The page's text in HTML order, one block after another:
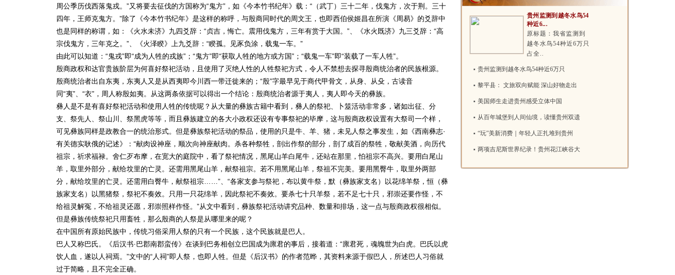
周公季历伐西落鬼戎。”又将要去征伐的方国称为“鬼方”，如《今本竹书纪年》载：“（武丁）三十二年，伐鬼方，次于荆。三十
四年，王师克鬼方。”除了《今本竹书纪年》是这样的称呼，与殷商同时代的周文王，也即西伯侯姬昌在所演《周易》的爻辞中
也是同样的称谓，如：《火水未济》九四爻辞：“贞吉，悔亡。震用伐鬼方，三年有赏于大国。”、《水火既济》九三爻辞：“高
宗伐鬼方，三年克之。”、《火泽睽》上九爻辞：“睽孤。见豕负涂，载鬼一车。”
由此可以知道：“鬼戎”即“成为人牲的戎族”；“鬼方”即“获取人牲的地方或方国”；“载鬼一车”即“装载了一车人牲”。
殷商政权和达官贵族阶层为何喜好祭祀活动，且使用了灭绝人性的人牲祭祀方式，令人不禁想去探寻殷商统治者的民族根源。
殷商统治者出自东夷，东夷人又是从西夷即今川西一带迁徙来的；“殷”字最早见于商代甲骨文，从身、从殳，古读音
同“夷”、“衣”，周人称殷如夷。从这两条依据可以得出一个结论：殷商统治者源于夷人，夷人即今天的彝族。
彝人是不是有喜好祭祀活动和使用人牲的传统呢？从大量的彝族古籍中看到，彝人的祭祀、卜筮活动非常多，诸如出征、分
支、祭先人、祭山川、祭黑虎等等，而且彝族建立的各大小政权还设有专事祭祀的毕摩，这与殷商政权设置有大祭司一个样，
可见彝族同样是政教合一的统治形式。但是彝族祭祀活动的祭品，使用的只是牛、羊、猪，未见人祭之事发生，如《西南彝志·
有关德实耿俄的记述》：“献肉设神座，顺次向神座献肉。杀各种祭牲，剖出作祭的部分，剖了成百的祭牲，敬献美酒，向历代
祖宗，祈求福禄。舍仁歹布摩，在宽大的庭院中，看了祭祀情况，黑尾山羊白尾牛，还站在那里，怕祖宗不高兴。要用白尾山
羊，取里外部分，献给坟里的亡灵。还需用黑尾山羊，献祭祖宗。若不用黑尾山羊，祭祖不完美。要用黑臀牛，取里外两部
分，献给坟里的亡灵。还需用白臀牛，献祭祖宗……”、“各家支参与祭祀，布以黄牛祭，默（彝族家支名）以花绵羊祭，恒（彝
族家支名）以黑猪祭，祭祀不奏效。只用一只花绵羊，因此祭祀不奏效。要杀七十只羊祭，若不足七十只，邪崇还要作怪，不
给祖灵解冤，不给祖灵还愿，邪崇照样作怪。”从文中看到，彝族祭祀活动讲究品种、数量和排场，这一点与殷商政权很相似。
但是彝族传统祭祀只用畜牲，那么殷商的人祭是从哪里来的呢？
在中国所有原始民族中，传统习俗采用人祭的只有一个民族，这个民族就是巴人。
巴人又称巴氏。《后汉书·巴郡南郡蛮传》在谈到巴务相创立巴国成为廪君的事后，接着道：“廪君死，魂魄世为白虎。巴氏以虎
饮人血，遂以人祠焉。”文中的“人祠”即人祭，也即人牲。但是《后汉书》的作者范晔，其资料来源于假巴人，所述巴人习俗就
过于简略，且不完全正确。
贵州监测到越冬水鸟54
种近6...
原标题：我省监测到
越冬水鸟54种近6万只
占全..
贵州监测到越冬水鸟54种近6万只
黎平县： 文旅双向赋能 深山好物走出
美国师生走进贵州感受立体中国
从百年城堡到人间仙境，读懂贵州双遗
“玩”美新消费｜年轻人正扎堆到贵州
两项吉尼斯世界纪录！贵州花江峡谷大